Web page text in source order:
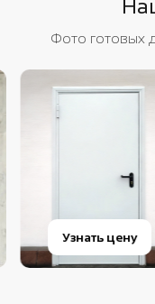
Фото готовых
Узнать цену